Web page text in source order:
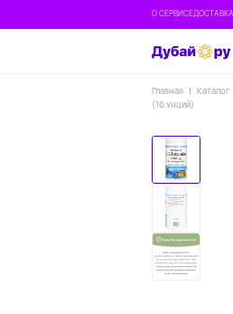
О СЕРВИСЕДОСТАВКА
Главная Каталог
(16 унций)